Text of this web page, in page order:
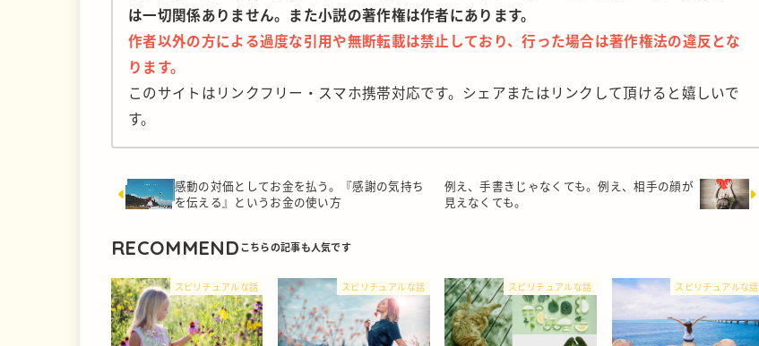
は一切関係ありません。また小説の著作権は作者にあります。
作者以外の方による過度な引用や無断転載は禁止しており、行った場合は著作権法の違反とな
ります。
このサイトはリンクフリー・スマホ携帯対応です。シェアまたはリンクして頂けると嬉しいで
す。
感動の対価としてお金を払う。『感謝の気持ち
を伝える』というお金の使い方
例え、手書きじゃなくても。例え、相手の顔が
見えなくても。
RECOMMEND
スピリチュアルな話 スピリチュアルな話 スピリチュアルな話 スピリチュアルな話